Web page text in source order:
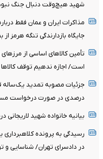
شهید هیچ‌وقت دنبال جنگ
مذاکرات ایران و عمان فقط
جایگاه بازدارندگی تنگه هرمز
تأمین کالاهای اساسی از
است/ اجازه ندهیم توقف
درصدی در صورت درخواست
بیانیه خانواده شهید لاریجانی
در دادسرای تهران/ شناسایی و توقیف ۲ همت از